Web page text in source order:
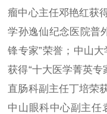
瘤中心主任邓艳红获
学孙逸仙纪念医院普
锋专家”荣誉；中山
获得“十大医学菁英
直肠科副主任丁培荣
中山眼科中心副主任